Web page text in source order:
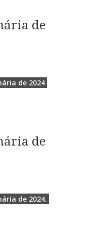
de
de 2024
de
de 2024.